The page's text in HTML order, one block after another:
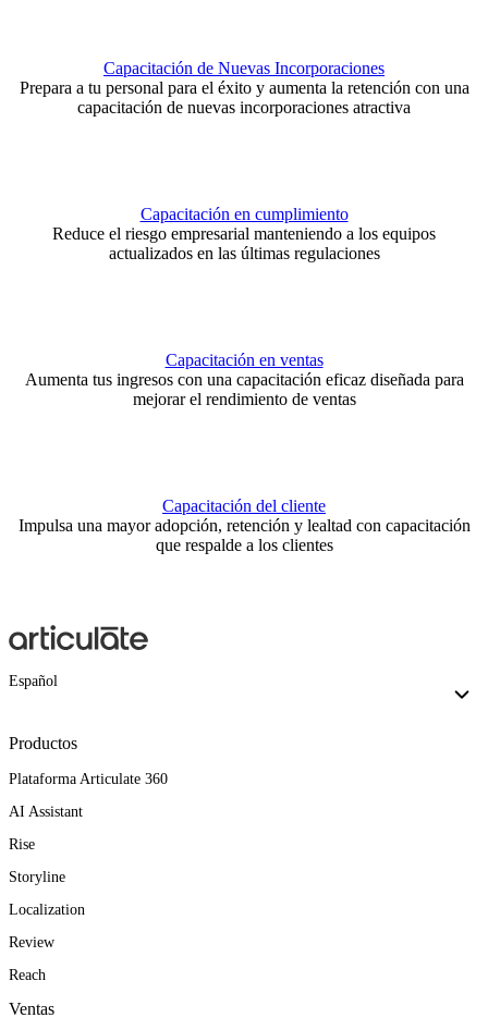
Capacitación de Nuevas Incorporaciones
Prepara a tu personal para el éxito y aumenta la retención con una
capacitación de nuevas incorporaciones atractiva
Capacitación en cumplimiento
Reduce el riesgo empresarial manteniendo a los equipos
actualizados en las últimas regulaciones
Capacitación en ventas
Aumenta tus ingresos con una capacitación eficaz diseñada para
mejorar el rendimiento de ventas
Capacitación del cliente
Impulsa una mayor adopción, retención y lealtad con capacitación
que respalde a los clientes
Español
Productos
Plataforma Articulate 360
AI Assistant
Rise
Storyline
Localization
Review
Reach
Ventas